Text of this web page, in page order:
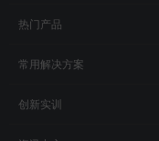
热门产品
常用解决方案
创新实训